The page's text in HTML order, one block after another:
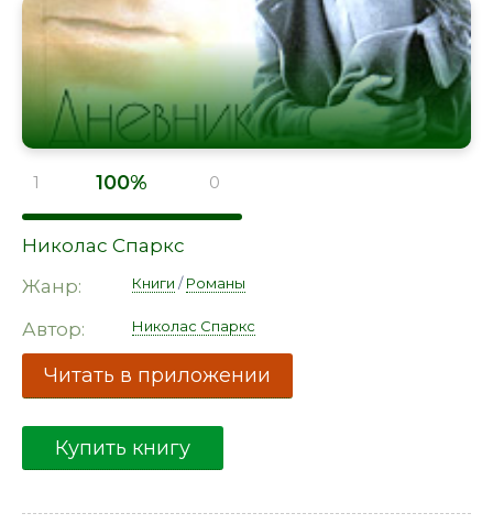
1 100% 0
Николас Спаркс
Жанр:
Книги /Романы
Автор: Николас Спаркс
Читать в приложении
Купить книгу